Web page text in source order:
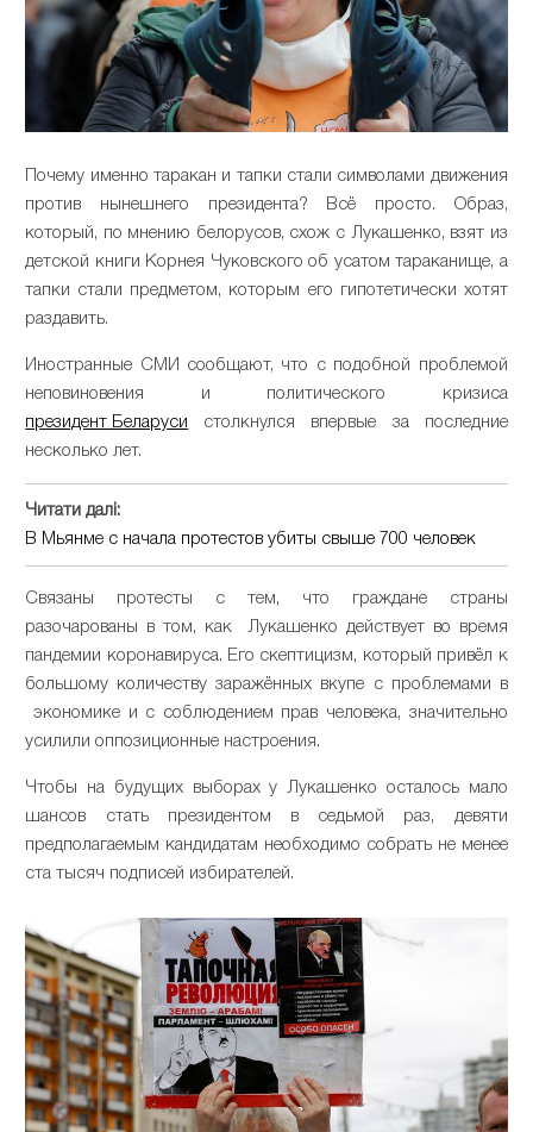
Почему именно таракан и тапки стали символами движения
против нынешнего президента? Всё просто. Образ,
который, по мнению белорусов, схож с Лукашенко, взят из
детской книги Корнея Чуковского об усатом тараканище, а
тапки стали предметом, которым его гипотетически хотят
раздавить.
Иностранные СМИ сообщают, что с подобной проблемой
неповиновения и политического кризиса
президент Беларуси столкнулся впервые за последние
несколько лет.
Читати далі:
В Мьянме с начала протестов убиты свыше 700 человек
Связаны протесты с тем, что граждане страны
разочарованы в том, как Лукашенко действует во время
пандемии коронавируса. Его скептицизм, который привёл к
большому количеству заражённых вкупе с проблемами в
экономике и с соблюдением прав человека, значительно
усилили оппозиционные настроения.
Чтобы на будущих выборах у Лукашенко осталось мало
шансов стать президентом в седьмой раз, девяти
предполагаемым кандидатам необходимо собрать не менее
ста тысяч подписей избирателей.